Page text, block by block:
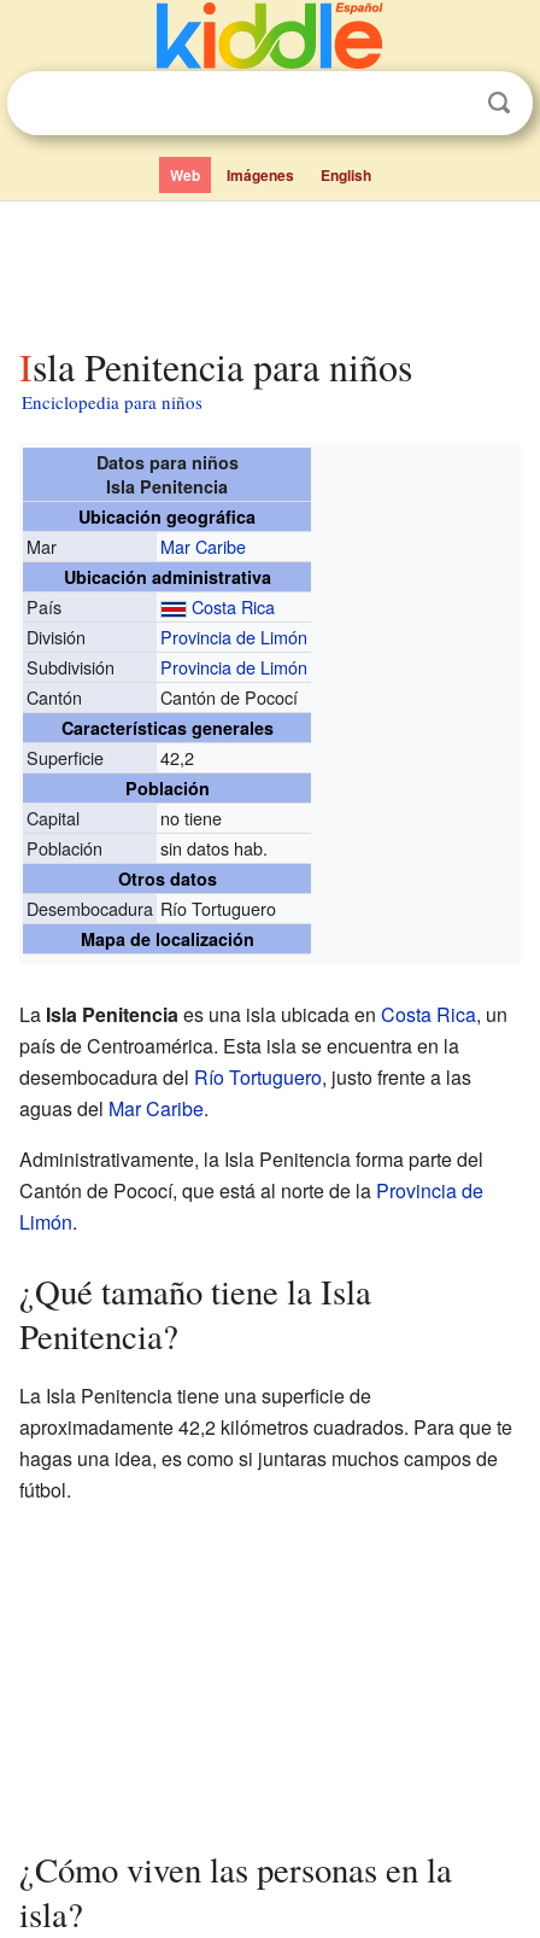
Web Imágenes English
Isla Penitencia para niños
Enciclopedia para niños
Datos para niños
Isla Penitencia
Ubicación geográfica
Mar Mar Caribe
Ubicación administrativa
País
Costa Rica
División
Provincia de Limón
Subdivisión
Provincia de Limón
Cantón
Cantón de Pococí
Características generales
Superficie 42,2
Población
Capital
no tiene
Población
sin datos hab.
Otros datos
Desembocadura Río Tortuguero
Mapa de localización
La Isla Penitenciaes una isla ubicada en Costa Rica, un
país de Centroamérica. Esta isla se encuentra en la
desembocadura del Río Tortuguero, justo frente a las
aguas del Mar Caribe.
Administrativamente, la Isla Penitencia forma parte del
Cantón de Pococí, que está al norte de la Provincia de
Limón.
¿Qué tamaño tiene la Isla
Penitencia?
La Isla Penitencia tiene una superficie de
aproximadamente 42,2 kilómetros cuadrados. Para que te
hagas una idea, es como si juntaras muchos campos de
fútbol.
¿Cómo viven las personas en la
isla?